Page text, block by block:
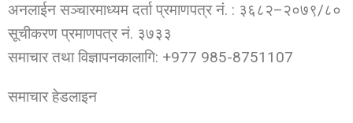
अनलाईन सञ्चारमाध्यम दर्ता प्रमाणपत्र नं. : ३६८२–२०७९/८०
सूचीकरण प्रमाणपत्र नं. ३७३३
समाचार तथा विज्ञापनकालागि: +977 985-8751107
समाचार हेडलाइन